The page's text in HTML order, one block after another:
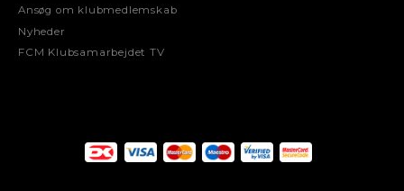
Ansøg om klubmedlemskab
Nyheder
FCM Klubsamarbejdet TV